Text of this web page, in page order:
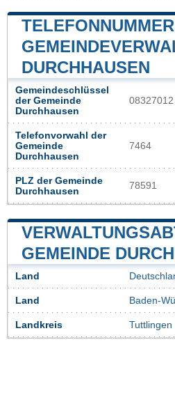
DURCHHAUSEN
Gemeindeschlüssel
der Gemeinde
Durchhausen
08327012
Telefonvorwahl der
Gemeinde
Durchhausen
7464
PLZ der Gemeinde
Durchhausen
78591
GEMEINDE
Land
Land Baden-
Landkreis Tuttlingen